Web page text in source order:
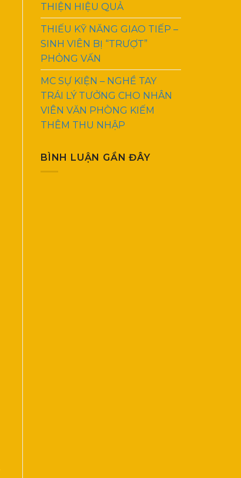
THIỆN HIỆU QUẢ
THIẾU KỸ NĂNG GIAO TIẾP –
SINH VIÊN BỊ “TRƯỢT”
PHỎNG VẤN
MC SỰ KIỆN – NGHỀ TAY
TRÁI LÝ TƯỞNG CHO NHÂN
VIÊN VĂN PHÒNG KIẾM
THÊM THU NHẬP
BÌNH LUẬN GẦN ĐÂY